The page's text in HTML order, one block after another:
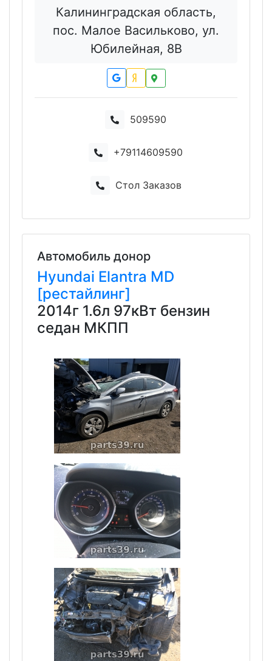
Калининградская область,
пос. Малое Васильково, ул.
Юбилейная, 8В
509590
+79114609590
Стол Заказов
Автомобиль донор
Hyundai Elantra MD
[рестайлинг]
2014г 1.6л 97кВт бензин
седан МКПП